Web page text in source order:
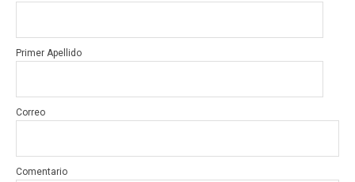
Primer Apellido
Correo
Comentario